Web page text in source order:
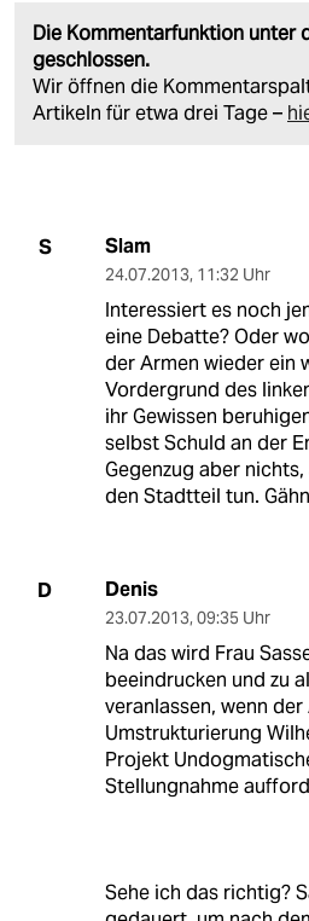
Die Kommentarfunktion unter
geschlossen.
Wir öffnen die
Artikeln für etwa drei Tage –
S Slam
24.07.2013, 11:32 Uhr
Interessiert es noch
eine Debatte? Oder
der Armen wieder ein
Vordergrund des
ihr Gewissen
selbst Schuld an der
Gegenzug aber
den Stadtteil tun.
D Denis
23.07.2013, 09:35 Uhr
Na das wird Frau
beeindrucken und zu
veranlassen, wenn
Umstrukturierung
Projekt
Stellungnahme
Sehe ich das richtig?